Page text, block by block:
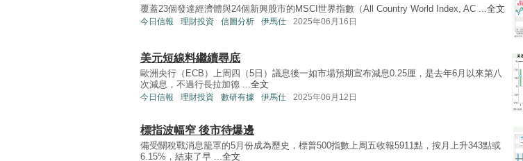
覆蓋23個發達經濟體與24個新興股市的MSCI世界指數（All Country World Index, AC ...全文
今日信報 理財投資 信圖分析 伊馬仕 2025年06月16日
美元短線料繼續尋底
歐洲央行（ECB）上周四（5日）議息後一如市場預期宣布減息0.25厘，是去年6月以來第八
次減息，不過行長拉加德 ...全文
今日信報 理財投資 數研有據 伊馬仕 2025年06月12日
標指波幅窄 後市待爆邊
備受關稅戰消息籠罩的5月份成為歷史，標普500指數上周五收報5911點，按月上升343點或
6.15%，結束了早 ...全文